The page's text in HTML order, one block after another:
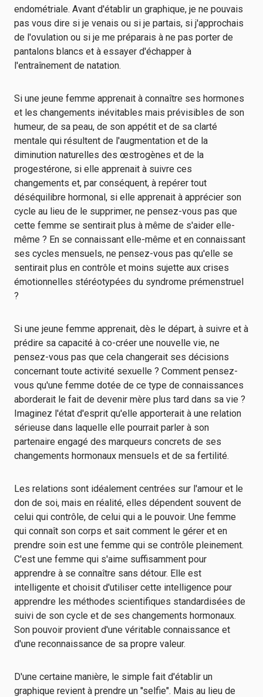
endométriale. Avant d'établir un graphique, je ne pouvais
pas vous dire si je venais ou si je partais, si j'approchais
de l'ovulation ou si je me préparais à ne pas porter de
pantalons blancs et à essayer d'échapper à
l'entraînement de natation.
Si une jeune femme apprenait à connaître ses hormones
et les changements inévitables mais prévisibles de son
humeur, de sa peau, de son appétit et de sa clarté
mentale qui résultent de l'augmentation et de la
diminution naturelles des œstrogènes et de la
progestérone, si elle apprenait à suivre ces
changements et, par conséquent, à repérer tout
déséquilibre hormonal, si elle apprenait à apprécier son
cycle au lieu de le supprimer, ne pensez-vous pas que
cette femme se sentirait plus à même de s'aider elle-
même ? En se connaissant elle-même et en connaissant
ses cycles mensuels, ne pensez-vous pas qu'elle se
sentirait plus en contrôle et moins sujette aux crises
émotionnelles stéréotypées du syndrome prémenstruel
?
Si une jeune femme apprenait, dès le départ, à suivre et à
prédire sa capacité à co-créer une nouvelle vie, ne
pensez-vous pas que cela changerait ses décisions
concernant toute activité sexuelle ? Comment pensez-
vous qu'une femme dotée de ce type de connaissances
aborderait le fait de devenir mère plus tard dans sa vie ?
Imaginez l'état d'esprit qu'elle apporterait à une relation
sérieuse dans laquelle elle pourrait parler à son
partenaire engagé des marqueurs concrets de ses
changements hormonaux mensuels et de sa fertilité.
Les relations sont idéalement centrées sur l'amour et le
don de soi, mais en réalité, elles dépendent souvent de
celui qui contrôle, de celui qui a le pouvoir. Une femme
qui connaît son corps et sait comment le gérer et en
prendre soin est une femme qui se contrôle pleinement.
C'est une femme qui s'aime suffisamment pour
apprendre à se connaître sans détour. Elle est
intelligente et choisit d'utiliser cette intelligence pour
apprendre les méthodes scientifiques standardisées de
suivi de son cycle et de ses changements hormonaux.
Son pouvoir provient d'une véritable connaissance et
d'une reconnaissance de sa propre valeur.
D'une certaine manière, le simple fait d'établir un
graphique revient à prendre un "selfie". Mais au lieu de